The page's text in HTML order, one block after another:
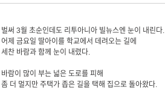
벌써 3월 초순인데도 리투아니아 빌뉴스엔 눈이 내린다.
어제 금요일 딸아이를 학교에서 데려오는 길에
세찬 바람과 함께 눈이 내렸다.
바람이 많이 부는 넓은 도로를 피해
좀 더 멀지만 주택가 좁은 길을 택해 집으로 돌아왔다.